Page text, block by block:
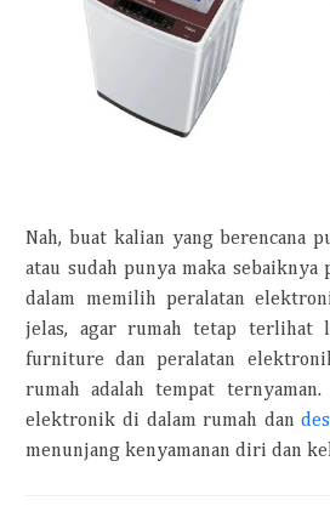
Nah, buat kalian yang berencana
atau sudah punya maka
dalam memilih peralatan
jelas, agar rumah tetap terlihat
furniture dan peralatan
rumah adalah tempat ternyaman.
elektronik di dalam rumah dan
menunjang kenyamanan diri dan